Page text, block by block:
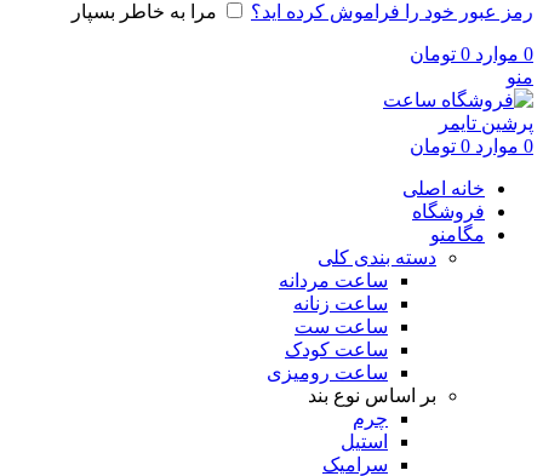
رمز عبور خود را فراموش کرده اید؟ مرا به خاطر بسپار
0 موارد 0 تومان
منو
0 موارد 0 تومان
خانه اصلی
فروشگاه
مگامنو
دسته بندی کلی
ساعت مردانه
ساعت زنانه
ساعت ست
ساعت کودک
ساعت رومیزی
بر اساس نوع بند
چرم
استیل
سرامیک